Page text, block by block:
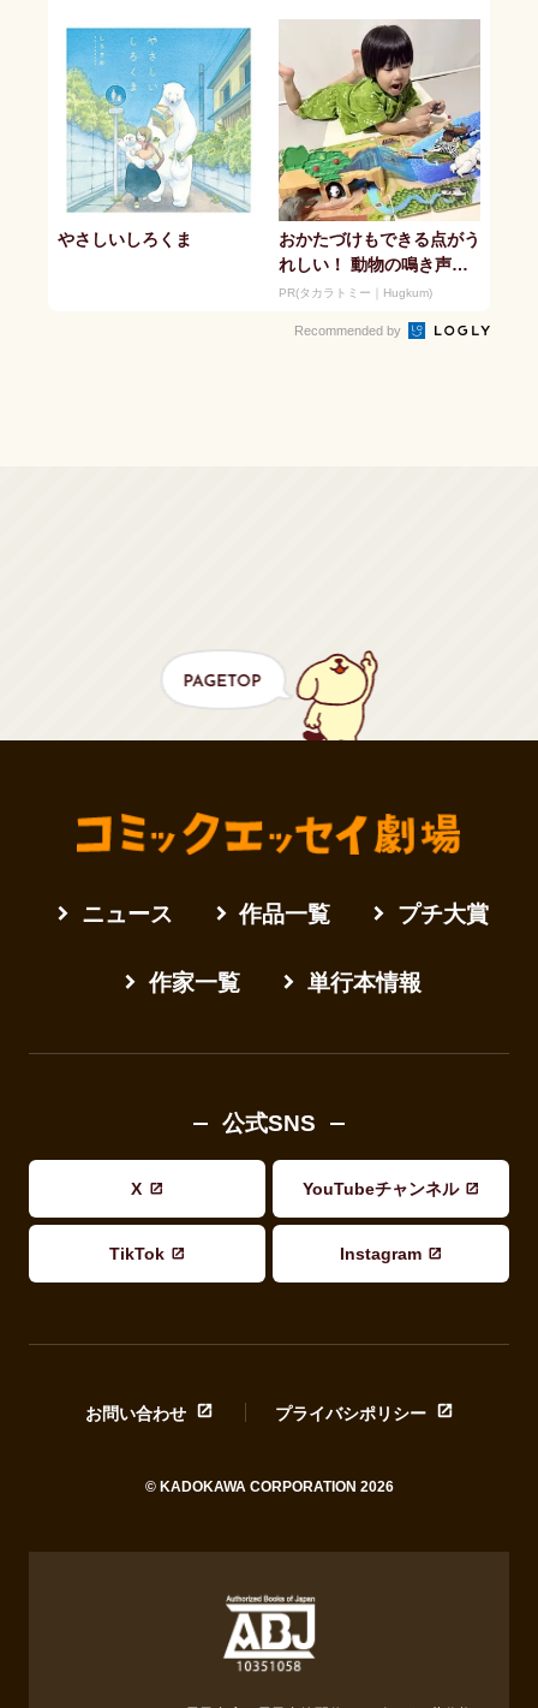
やさしいしろくま
おかたづけもできる点がう
れしい！ 動物の鳴き声や
セリフが盛りだくさんの
PR(タカラトミー｜Hugkum)
Recommended by
ニュース 作品一覧 プチ大賞
作家一覧 単行本情報
公式SNS
X YouTubeチャンネル
TikTok Instagram
お問い合わせ プライバシポリシー
© KADOKAWA CORPORATION 2026